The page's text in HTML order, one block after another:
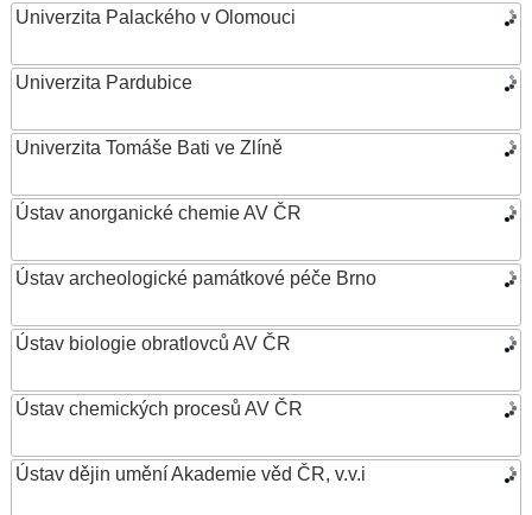
Univerzita Palackého v Olomouci
Univerzita Pardubice
Univerzita Tomáše Bati ve Zlíně
Ústav anorganické chemie AV ČR
Ústav archeologické památkové péče Brno
Ústav biologie obratlovců AV ČR
Ústav chemických procesů AV ČR
Ústav dějin umění Akademie věd ČR, v.v.i